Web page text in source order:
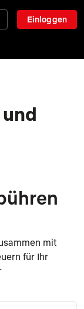
Einloggen
mit
für Ihr